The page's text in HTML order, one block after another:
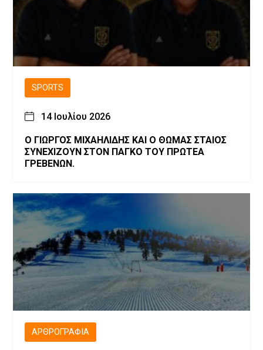
SPORTS
14 Ιουλίου 2026
Ο ΓΙΩΡΓΟΣ ΜΙΧΑΗΛΙΔΗΣ ΚΑΙ Ο ΘΩΜΑΣ ΣΤΑΙΟΣ
ΣΥΝΕΧΙΖΟΥΝ ΣΤΟΝ ΠΑΓΚΟ ΤΟΥ ΠΡΩΤΕΑ
ΓΡΕΒΕΝΩΝ.
ΑΡΘΡΟΓΡΑΦΊΑ